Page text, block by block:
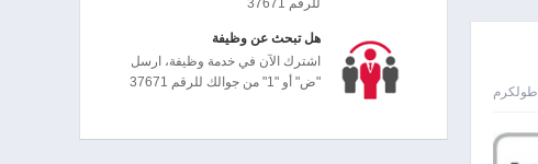
للرقم 37671
هل تبحث عن وظيفة
اشترك الآن في خدمة وظيفة، ارسل
"ض" أو "1" من جوالك للرقم 37671
طولكرم